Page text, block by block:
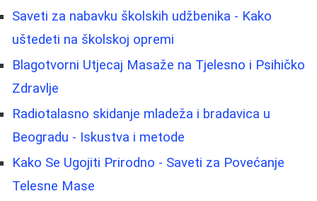
Saveti za nabavku školskih udžbenika - Kako
uštedeti na školskoj opremi
Blagotvorni Utjecaj Masaže na Tjelesno i Psihičko
Zdravlje
Radiotalasno skidanje mladeža i bradavica u
Beogradu - Iskustva i metode
Kako Se Ugojiti Prirodno - Saveti za Povećanje
Telesne Mase